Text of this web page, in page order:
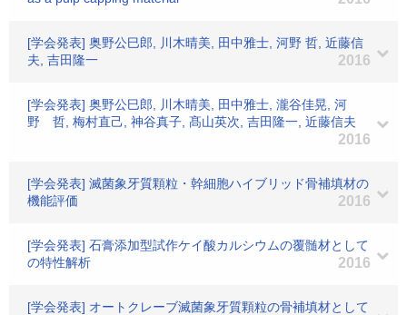
[学会発表] 奥野公巳郎, 川木晴美, 田中雅士, 河野 哲, 近藤信
夫, 吉田隆一
2016
[学会発表] 奥野公巳郎, 川木晴美, 田中雅士, 瀧谷佳晃, 河
野 哲, 梅村直己, 神谷真子, 髙山英次, 吉田隆一, 近藤信夫
2016
[学会発表] 滅菌象牙質顆粒・幹細胞ハイブリッド骨補填材の
機能評価
2016
[学会発表] 石膏添加型試作ケイ酸カルシウムの覆髄材として
の特性解析
2016
[学会発表] オートクレーブ滅菌象牙質顆粒の骨補填材として